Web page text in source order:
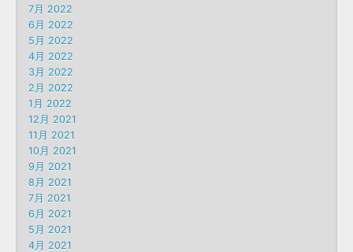
7月 2022
6月 2022
5月 2022
4月 2022
3月 2022
2月 2022
1月 2022
12月 2021
11月 2021
10月 2021
9月 2021
8月 2021
7月 2021
6月 2021
5月 2021
4月 2021